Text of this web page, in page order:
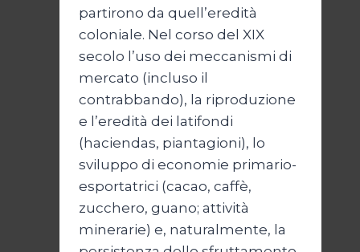
partirono da quell’eredità
coloniale. Nel corso del XIX
secolo l’uso dei meccanismi di
mercato (incluso il
contrabbando), la riproduzione
e l’eredità dei latifondi
(haciendas, piantagioni), lo
sviluppo di economie primario-
esportatrici (cacao, caffè,
zucchero, guano; attività
minerarie) e, naturalmente, la